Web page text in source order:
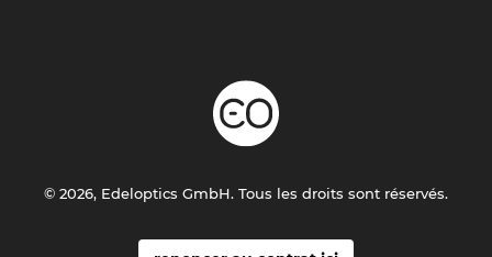
© 2026, Edeloptics GmbH. Tous les droits sont réservés.